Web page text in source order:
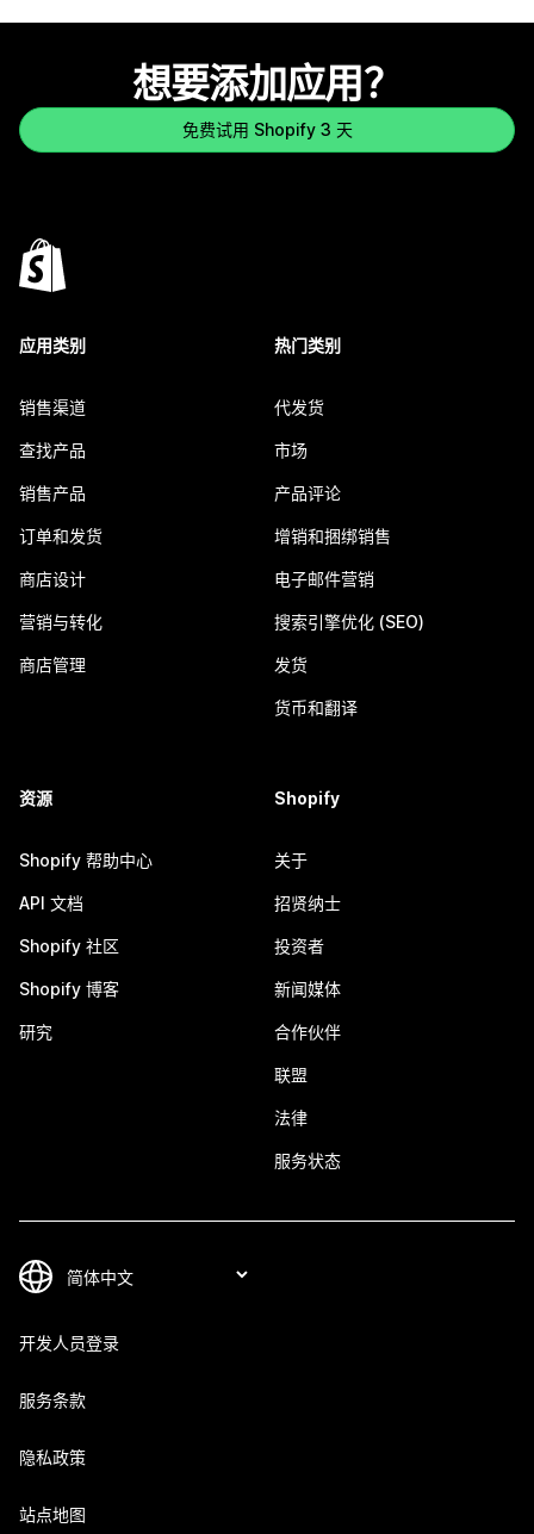
想要添加应用？
免费试用 Shopify 3 天
应用类别
销售渠道
查找产品
销售产品
订单和发货
商店设计
营销与转化
商店管理
热门类别
代发货
市场
产品评论
增销和捆绑销售
电子邮件营销
搜索引擎优化 (SEO)
发货
货币和翻译
资源
Shopify 帮助中心
API 文档
Shopify 社区
Shopify 博客
研究
Shopify
关于
招贤纳士
投资者
新闻媒体
合作伙伴
联盟
法律
服务状态
开发人员登录
服务条款
隐私政策
站点地图